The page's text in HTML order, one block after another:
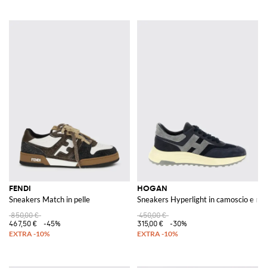
FENDI
Sneakers Match in pelle
850,00 €
467,50 €
-45%
HOGAN
Sneakers Hyperlight in camoscio e
450,00 €
315,00 €
-30%